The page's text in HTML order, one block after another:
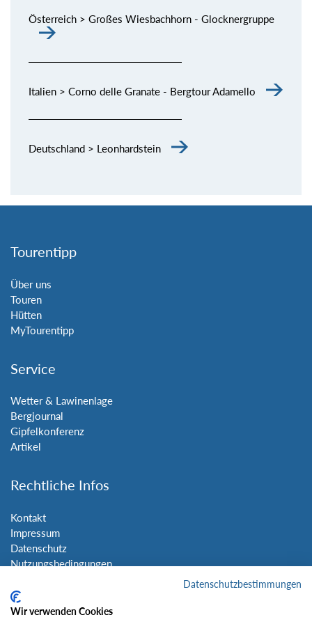
Österreich > Großes Wiesbachhorn - Glocknergruppe
Italien > Corno delle Granate - Bergtour Adamello
Deutschland > Leonhardstein
Tourentipp
Über uns
Touren
Hütten
MyTourentipp
Service
Wetter & Lawinenlage
Bergjournal
Gipfelkonferenz
Artikel
Rechtliche Infos
Kontakt
Impressum
Datenschutz
Nutzungsbedingungen
Social Media
Datenschutzbestimmungen
Wir verwenden Cookies